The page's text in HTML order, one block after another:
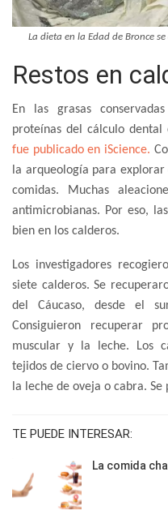
La dieta en la Edad de Bronce
Restos en
En las grasas
proteínas del cálculo dental
fue publicado en iScience.
la arqueología para
comidas. Muchas
antimicrobianas. Por eso,
bien en los calderos.
Los investigadores
siete calderos. Se
del Cáucaso, desde el
Consiguieron recuperar
muscular y la leche. Los
tejidos de ciervo o bovino.
la leche de oveja o cabra.
TE PUEDE INTERESAR:
La comida